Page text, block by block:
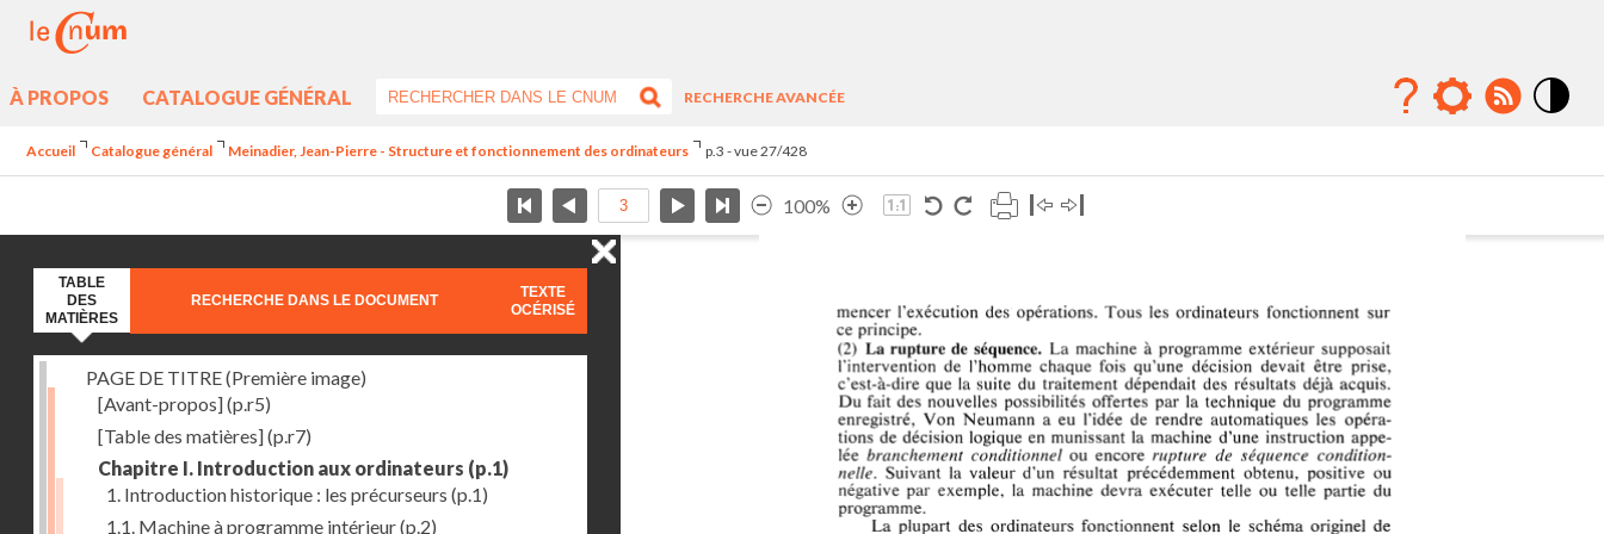
À PROPOS CATALOGUE GÉNÉRAL
RECHERCHE AVANCÉE
Accueil Catalogue général Meinadier, Jean-Pierre - Structure et fonctionnement des ordinateurs p.3 - vue 27/428
100%
TABLE
DES
MATIÈRES
RECHERCHE DANS LE DOCUMENT
TEXTE
OCÉRISÉ
PAGE DE TITRE (Première image)
[Avant-propos](p.r5)
[Table des matières](p.r7)
Chapitre I. Introduction aux ordinateurs (p.1)
1. Introduction historique : les précurseurs (p.1)
1.1. Machine à programme intérieur(p.2)